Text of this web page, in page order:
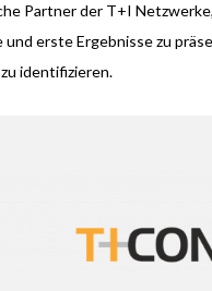
Partner der T+I
erste Ergebnisse zu
identifizieren.